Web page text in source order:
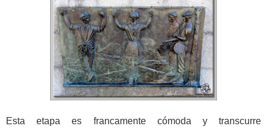
Esta etapa es francamente cómoda y transcurre